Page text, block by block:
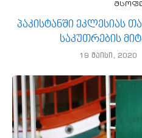
პაკისტანში ეკლესიას
საკუთრების
19 მაისი, 2020